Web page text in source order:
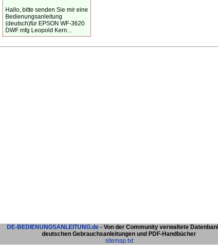
Hallo, bitte senden Sie mir eine
Bedienungsanleitung
(deutsch)für EPSON WF-3620
DWF mfg Leopold Kern...
DE-BEDIENUNGSANLEITUNG.de - Von der Community verwaltete
deutschen Gebrauchsanleitungen und PDF-Handbücher
sitemap.txt